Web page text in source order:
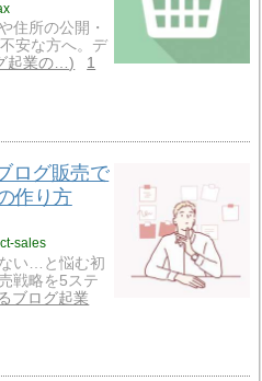
住所の公開・
安な方へ。デ
起業の…
1
ログ販売で
作り方
sales
い…と悩む初
戦略を5ステ
ブログ起業